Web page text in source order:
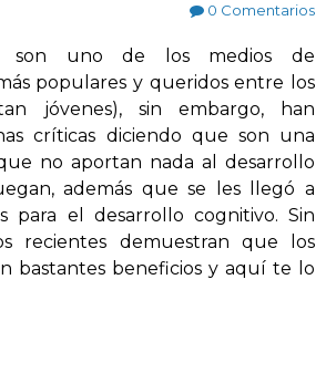
0 Comentarios
son uno de los medios de
populares y queridos entre los
jóvenes), sin embargo, han
críticas diciendo que son una
no aportan nada al desarrollo
además que se les llegó a
para el desarrollo cognitivo. Sin
recientes demuestran que los
bastantes beneficios y aquí te lo